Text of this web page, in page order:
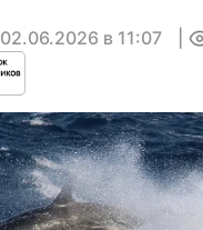
02.06.2026 в 11:07